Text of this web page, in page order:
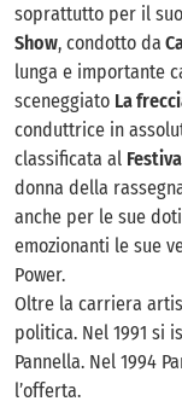
soprattutto per il
Show, condotto da
lunga e importante
sceneggiato La
conduttrice in
classificata al
donna della
anche per le sue
emozionanti le sue
Power.
Oltre la carriera
politica. Nel 1991 si
Pannella. Nel 1994
l’offerta.